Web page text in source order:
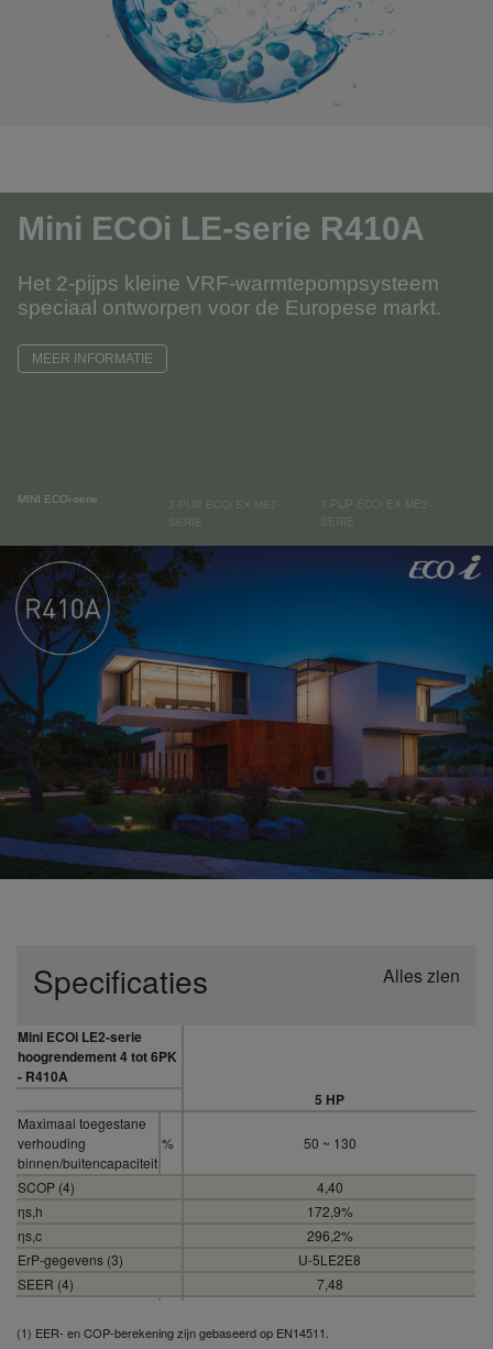
Mini ECOi LE-serie R410A
Het 2-pijps kleine VRF-warmtepompsysteem
speciaal ontworpen voor de Europese markt.
MEER INFORMATIE
MINI ECOi-serie
2-PIJP ECOi EX ME2-
SERIE
3-PIJP ECOi EX ME2-
SERIE
Specificaties Alles zien
Mini ECOi LE2-serie
hoogrendement 4 tot 6PK
- R410A
5 HP
Maximaal toegestane
verhouding
binnen/buitencapaciteit
% 50 ~ 130
SCOP (4)
4,40
ηs,h
172,9%
ηs,c
296,2%
ErP-gegevens (3)
U-5LE2E8
SEER (4)
7,48
verhouding
% 50 ~ 130
(1) EER- en COP-berekening zijn gebaseerd op EN14511.